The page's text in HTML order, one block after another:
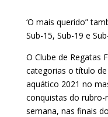
‘O mais querido”
Sub-15, Sub-19 e
O Clube de Regatas
categorias o título
aquático 2021 no
conquistas do
semana, nas finais